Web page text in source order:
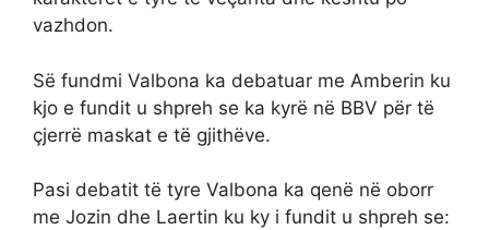
vazhdon.
Së fundmi Valbona ka debatuar me Amberin ku
kjo e fundit u shpreh se ka kyrë në BBV për të
çjerrë maskat e të gjithëve.
Pasi debatit të tyre Valbona ka qenë në oborr
me Jozin dhe Laertin ku ky i fundit u shpreh se: